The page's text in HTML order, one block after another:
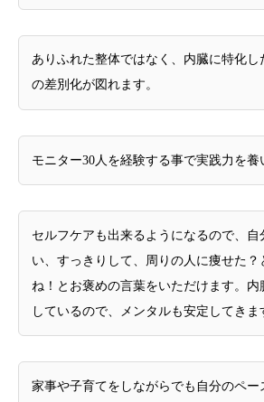
ありふれた整体ではなく、内臓に特化し
の差別化が図れます。
モニター30人を経験する事で実践力を養
セルフケアも出来るようになるので、
い、すっきりして、周りの人に痩せた？
ね！とお褒めの言葉をいただけます。内
しているので、メンタルも安定してきま
家事や子育てをしながらでも自分のペー